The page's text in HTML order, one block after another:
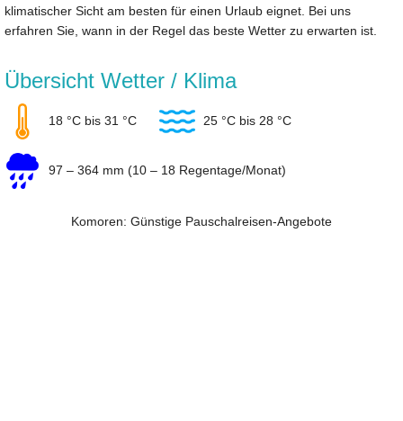
klimatischer Sicht am besten für einen Urlaub eignet. Bei uns
erfahren Sie, wann in der Regel das beste Wetter zu erwarten ist.
Übersicht Wetter / Klima
18 °C bis 31 °C 25 °C bis 28 °C
97 – 364 mm (10 – 18 Regentage/Monat)
Komoren: Günstige Pauschalreisen-Angebote